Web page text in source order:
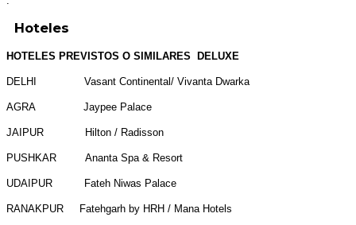
Hoteles
HOTELES PREVISTOS O SIMILARES DELUXE
DELHI Vasant Continental/ Vivanta Dwarka
AGRA Jaypee Palace
JAIPUR Hilton / Radisson
PUSHKAR Ananta Spa & Resort
UDAIPUR Fateh Niwas Palace
RANAKPUR Fatehgarh by HRH / Mana Hotels